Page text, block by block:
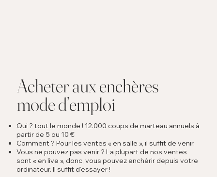
Acheter aux enchères
mode d’emploi
Qui ? tout le monde ! 12.000 coups de marteau annuels à
partir de 5 ou 10 €
Comment ? Pour les ventes « en salle », il suffit de venir.
Vous ne pouvez pas venir ? La plupart de nos ventes
sont « en live », donc, vous pouvez enchérir depuis votre
ordinateur. Il suffit d’essayer !